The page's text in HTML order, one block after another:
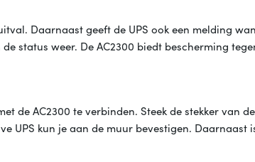
Daarnaast geeft de UPS ook een melding
status weer. De AC2300 biedt bescherming
de AC2300 te verbinden. Steek de stekker van
UPS kun je aan de muur bevestigen. Daarnaast